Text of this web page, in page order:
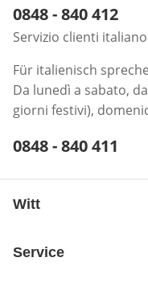
Telefonnummer:
0848 - 840 412
Servizio clienti italiano
Für italienisch
Da lunedì a sabato,
giorni festivi),
Telefonnummer:
0848 - 840 411
Witt
Service